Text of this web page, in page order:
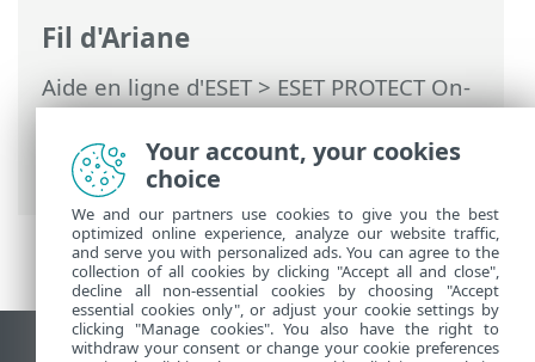
Fil d'Ariane
Aide en ligne d'ESET>ESET PROTECT On-
Prem>Utilisation de ESET PROTECT On-
Prem>ESET PROTECT On-Prem Menu
principal
> Notifications
Your account, your cookies
choice
We and our partners use cookies to give you the best
optimized online experience, analyze our website traffic,
and serve you with personalized ads. You can agree to the
collection of all cookies by clicking "Accept all and close",
decline all non-essential cookies by choosing "Accept
essential cookies only", or adjust your cookie settings by
clicking "Manage cookies". You also have the right to
withdraw your consent or change your cookie preferences